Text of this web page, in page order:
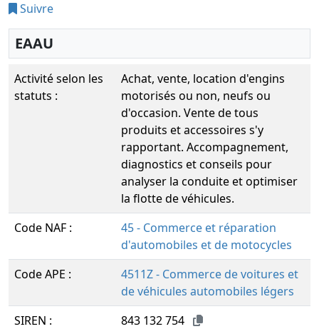
Suivre
EAAU
Activité selon les
statuts :
Achat, vente, location d'engins
motorisés ou non, neufs ou
d'occasion. Vente de tous
produits et accessoires s'y
rapportant. Accompagnement,
diagnostics et conseils pour
analyser la conduite et optimiser
la flotte de véhicules.
Code NAF :
45 - Commerce et réparation
d'automobiles et de motocycles
Code APE :
4511Z - Commerce de voitures et
de véhicules automobiles légers
SIREN :
843 132 754